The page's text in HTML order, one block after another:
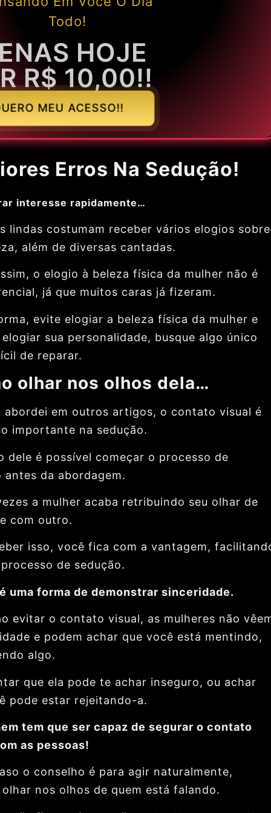
Todo!
HOJE
R$ 10,00!!
MEU ACESSO!!
Erros Na Sedução!
interesse rapidamente…
lindas costumam receber vários elogios sobre
além de diversas cantadas.
o elogio à beleza física da mulher não é
já que muitos caras já fizeram.
evite elogiar a beleza física da mulher e
sua personalidade, busque algo único
de reparar.
olhar nos olhos dela…
abordei em outros artigos, o contato visual é
importante na sedução.
dele é possível começar o processo de
antes da abordagem.
a mulher acaba retribuindo seu olhar de
com outro.
isso, você fica com a vantagem,
de sedução.
uma forma de demonstrar sinceridade.
evitar o contato visual, as mulheres não
e podem achar que você está mentindo,
algo.
que ela pode te achar inseguro, ou achar
pode estar rejeitando-a.
tem que ser capaz de segurar o contato
as pessoas!
o conselho é para agir naturalmente,
nos olhos de quem está falando.